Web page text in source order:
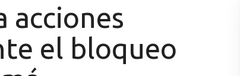
acciones
el bloqueo